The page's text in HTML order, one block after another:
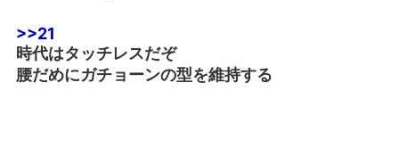
>>21
時代はタッチレスだぞ
腰だめにガチョーンの型を維持する